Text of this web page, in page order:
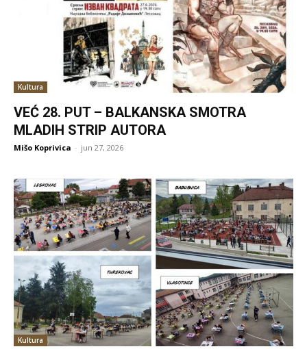
Kultura
VEĆ 28. PUT – BALKANSKA SMOTRA
MLADIH STRIP AUTORA
Mišo Koprivica - jun 27, 2026
Kultura